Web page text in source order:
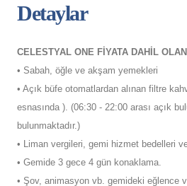
Detaylar
CELESTYAL ONE FİYATA DAHİL
• Sabah, öğle ve akşam yemekleri
• Açık büfe otomatlardan alınan filtre
esnasında ). (06:30 - 22:00 arası açık
bulunmaktadır.)
• Liman vergileri, gemi hizmet bedelleri
• Gemide 3 gece 4 gün konaklama.
• Şov, animasyon vb. gemideki eğlence